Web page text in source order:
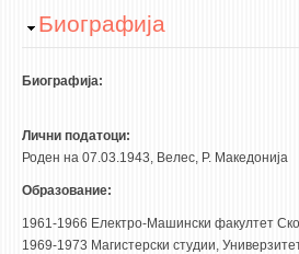
НАСТАВЕН КАДАР
ДОЦЕНТИ
ЛАБОРАНТИ
Hide
Биографија
Биографија:
Лични податоци:
Роден на 07.03.1943, Велес, Р. Македонија
Образование:
1969-1973 Магистерски студии,